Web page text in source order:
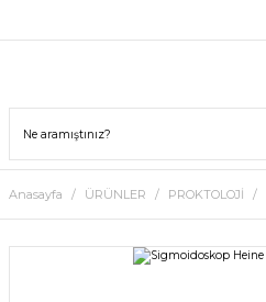
Anasayfa ÜRÜNLER PROKTOLOJİ